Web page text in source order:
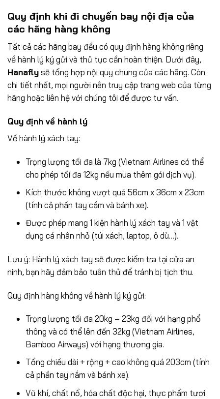
Quy định khi đi chuyến bay nội địa của
các hãng hàng không
Tất cả các hãng bay đều có quy định hàng không riêng
về hành lý ký gửi và thủ tục cần hoàn thiện. Dưới đây,
Hanaflysẽ tổng hợp nội quy chung của các hãng. Còn
chi tiết nhất, mọi người nên truy cập trang web của từng
hãng hoặc liên hệ với chúng tôi để được tư vấn.
Quy định về hành lý
Về hành lý xách tay:
Trọng lượng tối đa là 7kg (Vietnam Airlines có thể
cho phép tối đa 12kg nếu mua thêm gói dịch vụ).
Kích thước không vượt quá 56cm x 36cm x 23cm
(tính cả phần tay cầm và bánh xe).
Được phép mang 1 kiện hành lý xách tay và 1 vật
dụng cá nhân nhỏ (túi xách, laptop, ô dù…).
Lưu ý: Hành lý xách tay sẽ được kiểm tra tại cửa an
ninh, bạn hãy đảm bảo tuân thủ để tránh bị tịch thu.
Quy định hàng không về hành lý ký gửi:
Trọng lượng tối đa 20kg – 23kg đối với hạng phổ
thông và có thể lên đến 32kg (Vietnam Airlines,
Bamboo Airways) với hạng thương gia.
Tổng chiều dài + rộng + cao không quá 203cm (tính
cả phần tay nắm và bánh xe).
Vũ khí, chất nổ, hóa chất độc hại, thực phẩm tươi